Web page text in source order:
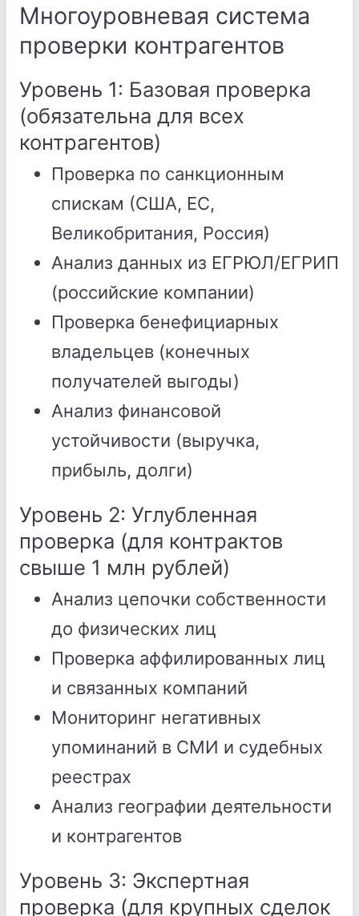
Многоуровневая система
проверки контрагентов
Уровень 1: Базовая проверка
(обязательна для всех
контрагентов)
Проверка по санкционным
спискам (США, ЕС,
Великобритания, Россия)
Анализ данных из ЕГРЮЛ/ЕГРИП
(российские компании)
Проверка бенефициарных
владельцев (конечных
получателей выгоды)
Анализ финансовой
устойчивости (выручка,
прибыль, долги)
Уровень 2: Углубленная
проверка (для контрактов
свыше 1 млн рублей)
Анализ цепочки собственности
до физических лиц
Проверка аффилированных лиц
и связанных компаний
Мониторинг негативных
упоминаний в СМИ и судебных
реестрах
Анализ географии деятельности
и контрагентов
Уровень 3: Экспертная
проверка (для крупных сделок